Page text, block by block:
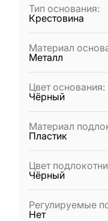
Тип основания:
Крестовина
Материал
Металл
Цвет основания:
Чёрный
Материал
Пластик
Цвет
Чёрный
Регулируемые
Нет